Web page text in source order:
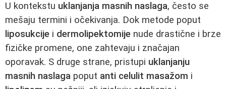
U kontekstu uklanjanja masnih naslaga, često se
mešaju termini i očekivanja. Dok metode poput
liposukcije i dermolipektomije nude drastične i brze
fizičke promene, one zahtevaju i značajan
oporavak. S druge strane, pristupi uklanjanju
masnih naslaga poput anti celulit masažom i